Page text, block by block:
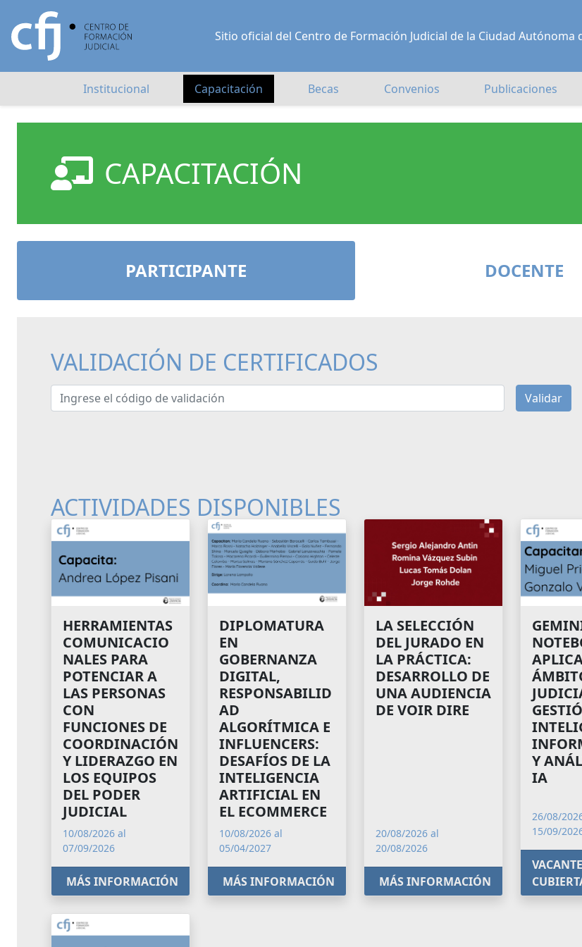
Sitio oficial del Centro de Formación Judicial de la Ciudad Autónoma
Institucional Capacitación Becas Convenios Publicaciones
CAPACITACIÓN
PARTICIPANTE DOCENTE
VALIDACIÓN DE CERTIFICADOS
Ingrese el código de validación Validar
ACTIVIDADES DISPONIBLES
HERRAMIENTAS
COMUNICACIO
NALES PARA
POTENCIAR A
LAS PERSONAS
CON
FUNCIONES DE
COORDINACIÓN
Y LIDERAZGO EN
LOS EQUIPOS
DEL PODER
JUDICIAL
10/08/2026 al
07/09/2026
MÁS INFORMACIÓN
DIPLOMATURA
EN
GOBERNANZA
DIGITAL,
RESPONSABILID
AD
ALGORÍTMICA E
INFLUENCERS:
DESAFÍOS DE LA
INTELIGENCIA
ARTIFICIAL EN
EL ECOMMERCE
10/08/2026 al
05/04/2027
MÁS INFORMACIÓN
LA SELECCIÓN
DEL JURADO EN
LA PRÁCTICA:
DESARROLLO DE
UNA AUDIENCIA
DE VOIR DIRE
20/08/2026 al
20/08/2026
MÁS INFORMACIÓN
Y
IA
26/08/
15/09/